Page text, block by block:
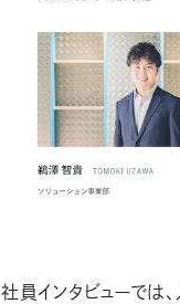
社員インタビューでは